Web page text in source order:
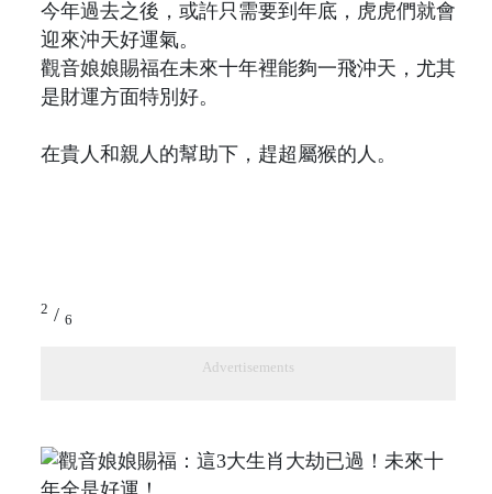
今年過去之後，或許只需要到年底，虎虎們就會
迎來沖天好運氣。
觀音娘娘賜福在未來十年裡能夠一飛沖天，尤其
是財運方面特別好。
在貴人和親人的幫助下，趕超屬猴的人。
2 / 6
Advertisements